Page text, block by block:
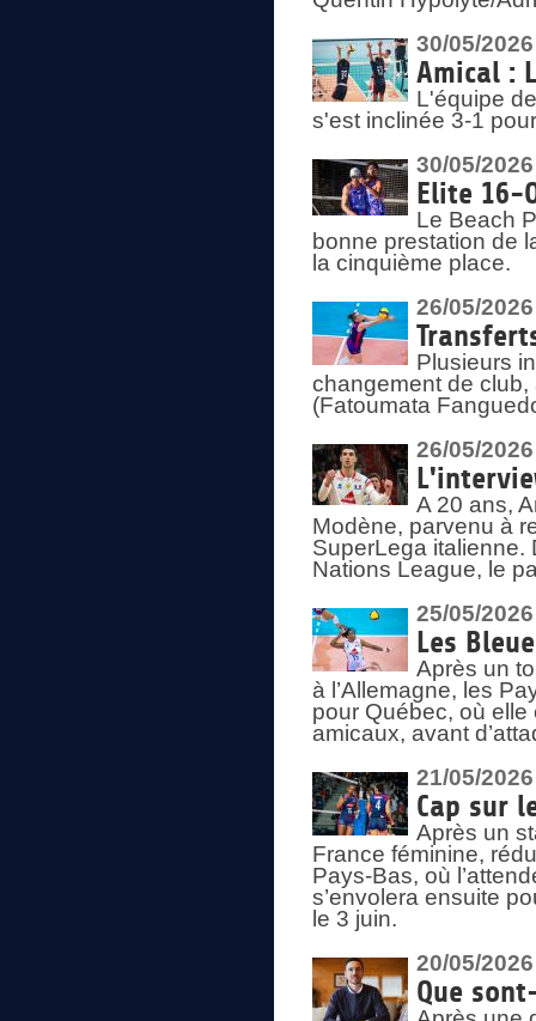
30/05/2026
Amical :
L'équipe
s'est inclinée 3-1
30/05/2026
Elite 16-
Le Beach
bonne prestation de
la cinquième place.
26/05/2026
Plusieurs
changement de
(Fatoumata
26/05/2026
A 20 ans,
Modène, parvenu à
SuperLega italienne.
Nations League, le
25/05/2026
Les
Après un
à l’Allemagne, les
pour Québec, où
amicaux, avant
21/05/2026
Cap sur
Après un
France féminine,
Pays-Bas, où
s’envolera ensuite
le 3 juin.
20/05/2026
Que